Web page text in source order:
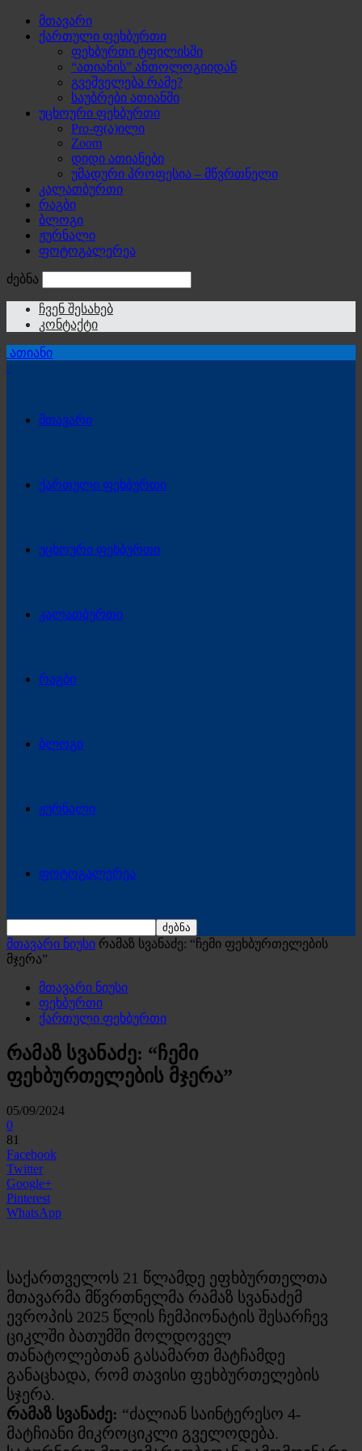
მთავარი
ქართული ფეხბურთი
ფეხბურთი ტფილისში
“ათიანის” ანთოლოგიიდან
გვეშველება რამე?
საუბრები ათიანში
უცხოური ფეხბურთი
Pro-ფ(ა)ილი
Zoom
დიდი ათიანები
უმადური პროფესია – მწვრთნელი
კალათბურთი
რაგბი
ბლოგი
ჟურნალი
ფოტოგალერეა
ძებნა
ჩვენ შესახებ
კონტაქტი
ათიანი
მთავარი
ქართული ფეხბურთი
უცხოური ფეხბურთი
კალათბურთი
რაგბი
ბლოგი
ჟურნალი
ფოტოგალერეა
მთავარი ნიუსი რამაზ სვანაძე: “ჩემი ფეხბურთელების
მჯერა”
მთავარი ნიუსი
ფეხბურთი
ქართული ფეხბურთი
რამაზ სვანაძე: “ჩემი
ფეხბურთელების მჯერა”
05/09/2024
0
81
Facebook
Twitter
Google+
Pinterest
WhatsApp
საქართველოს 21 წლამდე ეფხბურთელთა
მთავარმა მწვრთნელმა რამაზ სვანაძემ
ევროპის 2025 წლის ჩემპიონატის შესარჩევ
ციკლში ბათუმში მოლდოველ
თანატოლებთან გასამართ მატჩამდე
განაცხადა, რომ თავისი ფეხბურთელების
სჯერა.
რამაზ სვანაძე: “ძალიან საინტერესო 4-
მატჩიანი მიკროციკლი გველოდება.